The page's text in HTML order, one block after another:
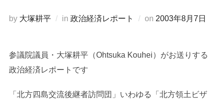
by 大塚耕平 in 政治経済レポート on 投
2003年8月7日
参議院議員・大塚耕平（Ohtsuka Kouhei）がお送りする
政治経済レポートです
「北方四島交流後継者訪問団」いわゆる「北方領土ビザ